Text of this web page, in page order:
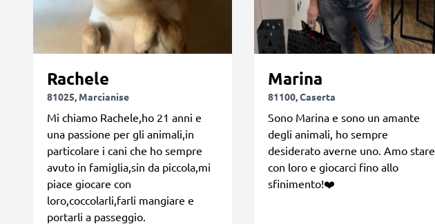
Rachele
81025, Marcianise
Mi chiamo Rachele,ho 21 anni e
una passione per gli animali,in
particolare i cani che ho sempre
avuto in famiglia,sin da piccola,mi
piace giocare con
loro,coccolarli,farli mangiare e
portarli a passeggio.
Marina
81100, Caserta
Sono Marina e sono un amante
degli animali, ho sempre
desiderato averne uno. Amo stare
con loro e giocarci fino allo
sfinimento!❤️